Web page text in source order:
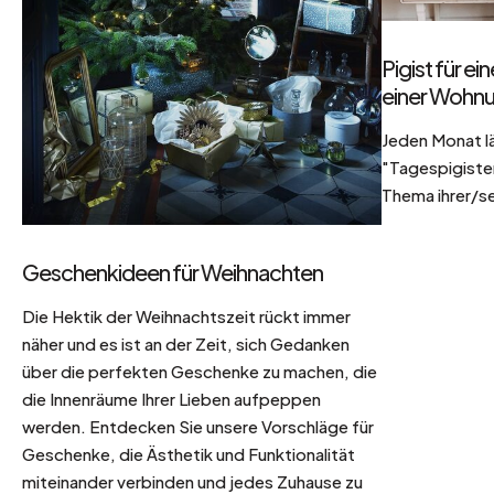
Geschenkideen für Weihnachten
Die Hektik der Weihnachtszeit rückt immer
näher und es ist an der Zeit, sich Gedanken
über die perfekten Geschenke zu machen, die
die Innenräume Ihrer Lieben aufpeppen
werden. Entdecken Sie unsere Vorschläge für
Geschenke, die Ästhetik und Funktionalität
miteinander verbinden und jedes Zuhause zu
Pigist für
einer
Jeden Monat
Thema ihrer/